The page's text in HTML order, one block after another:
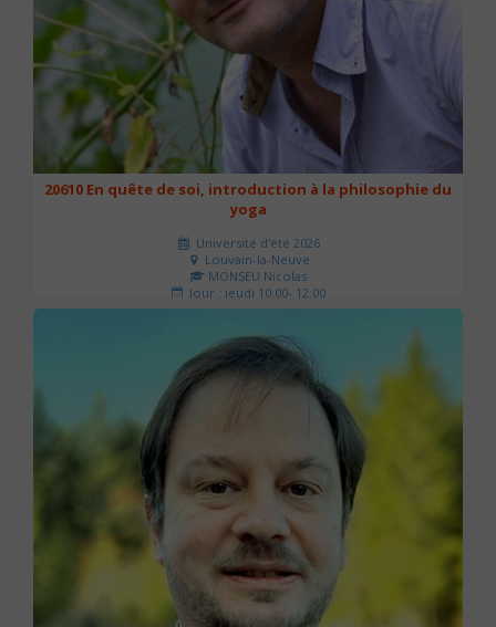
20610 En quête de soi, introduction à la philosophie du
yoga
Université d'été 2026
Louvain-la-Neuve
MONSEU Nicolas
Jour : jeudi 10:00- 12:00
Nombre de séances : 1